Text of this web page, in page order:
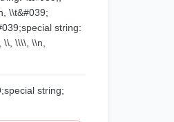
\\t&#039;
string:
\\\\, \\n,
string;